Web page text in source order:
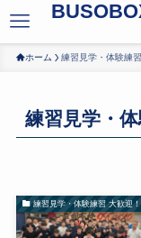
ホーム 練習見学・体験練
練習見学・
練習見学・体験練習 大歓迎！